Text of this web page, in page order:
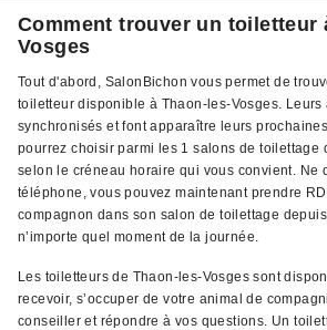
Comment trouver un toiletteur
Vosges
Tout d'abord, SalonBichon vous permet de
toiletteur disponible à Thaon-les-Vosges. Leurs
synchronisés et font apparaître leurs
pourrez choisir parmi les 1 salons de toilettage
selon le créneau horaire qui vous convient. Ne
téléphone, vous pouvez maintenant prendre
compagnon dans son salon de toilettage
n’importe quel moment de la journée.
Les toiletteurs de Thaon-les-Vosges sont
recevoir, s’occuper de votre animal de
conseiller et répondre à vos questions. Un